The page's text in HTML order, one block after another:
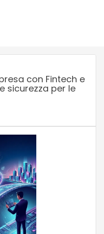
con Fintech e
sicurezza per le